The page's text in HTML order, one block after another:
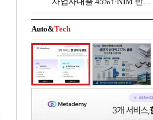
등…플랫폼 수익화 '과제' [2
026 금융사 상반기 실적]
Auto&Tech